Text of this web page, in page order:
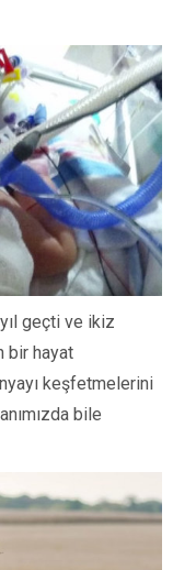
geçti ve ikiz
bir hayat
keşfetmelerini
bile